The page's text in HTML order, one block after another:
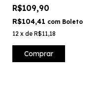
R$109,90
R$104,41 com Boleto
12 x de R$11,18
Comprar